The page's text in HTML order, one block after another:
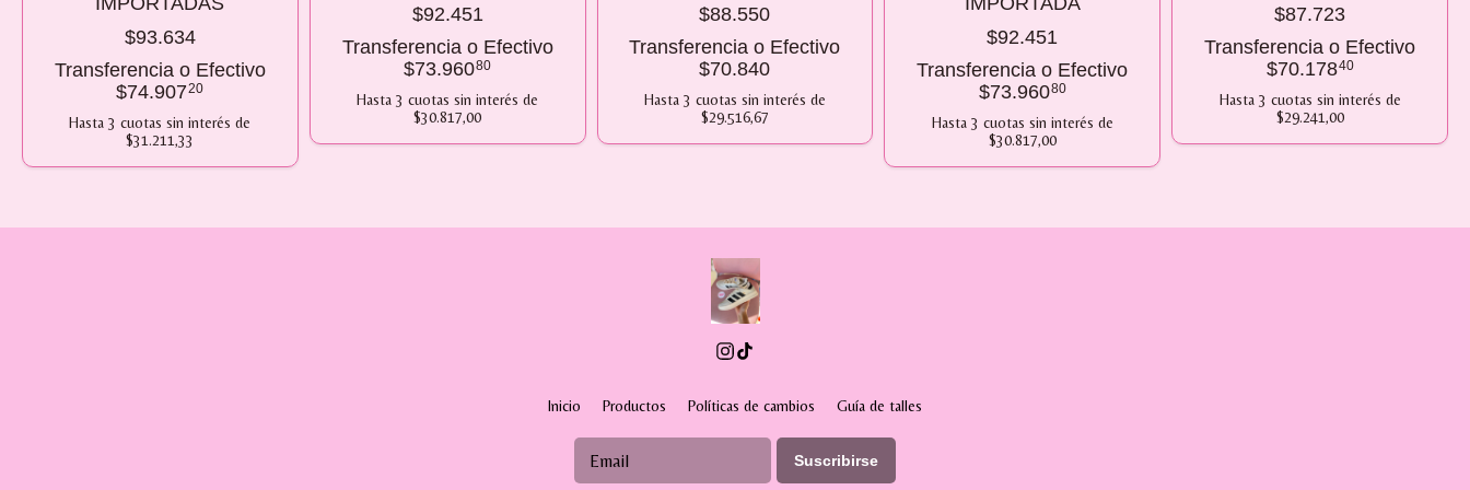
$93.634
Transferencia o Efectivo
$74.90720
Hasta3 cuotas sin interésde
$31.211,33
$92.451
Transferencia o Efectivo
$73.96080
Hasta3 cuotas sin interésde
$30.817,00
$88.550
Transferencia o Efectivo
$70.840
Hasta 3 cuotas sin interés de
$29.516,67
$92.451
Transferencia o Efectivo
$73.96080
Hasta 3 cuotas sin interés de
$30.817,00
$87.723
Transferencia o Efectivo
$70.17840
Hasta 3 cuotas sin interés de
$29.241,00
Inicio Productos Políticas de cambios Guía de talles
Suscribirse